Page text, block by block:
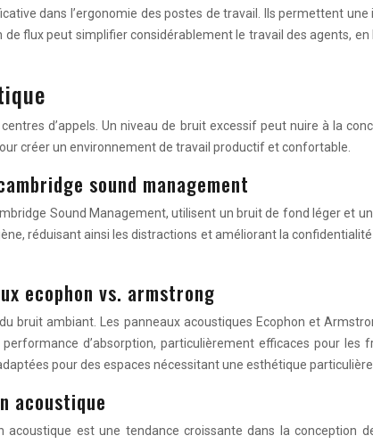
dans l’ergonomie des postes de travail. Ils permettent
de flux peut simplifier considérablement le travail des agents,
d’appels. Un niveau de bruit excessif peut nuire à la
créer un environnement de travail productif et confortable.
sound management
Sound Management, utilisent un bruit de fond léger et
réduisant ainsi les distractions et améliorant la
ecophon vs. armstrong
bruit ambiant. Les panneaux acoustiques Ecophon et
d’absorption, particulièrement efficaces pour
pour des espaces nécessitant une esthétique
acoustique
acoustique est une tendance croissante dans la conception